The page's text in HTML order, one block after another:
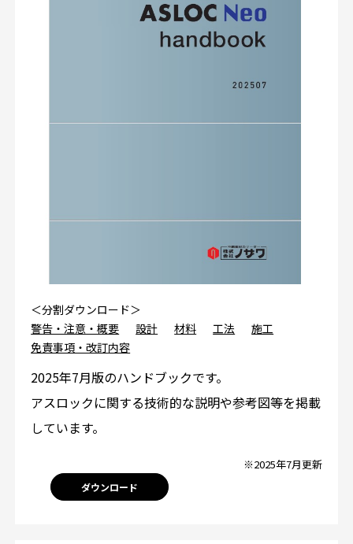
＜分割ダウンロード＞
警告・注意・概要
設計 材料 工法
施工
免責事項・改訂内容
2025年7月版のハンドブックです。
アスロックに関する技術的な説明や参考図等を掲載
しています。
※2025年7月更新
ダウンロード